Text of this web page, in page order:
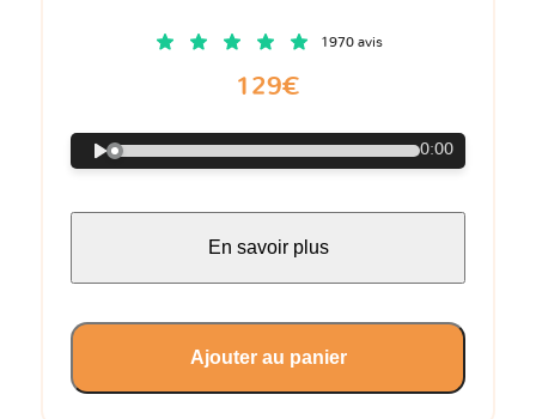
1970 avis
129€
0:00
En savoir plus
Ajouter au panier